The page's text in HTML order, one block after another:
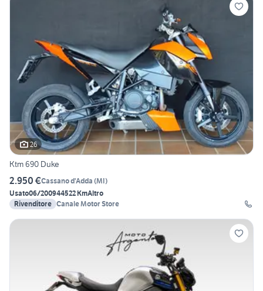
26
Ktm 690 Duke
2.950 €Cassano d'Adda (MI)
Usato06/200944522 KmAltro
Rivenditore Canale Motor Store